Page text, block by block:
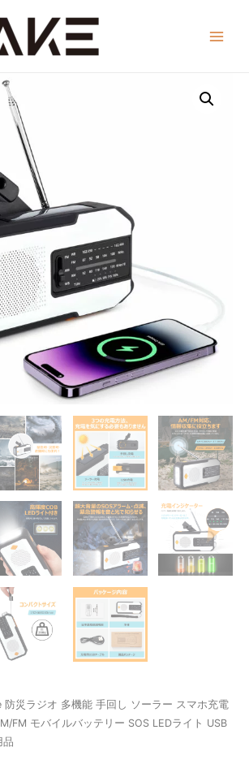
防災ラジオ 多機能 手回し ソーラー スマホ充電
FM モバイルバッテリー SOS LEDライト USB
品